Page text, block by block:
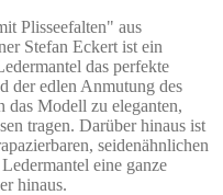
Plisseefalten" aus
Stefan Eckert ist ein
das perfekte
der edlen Anmutung des
das Modell zu eleganten,
tragen. Darüber hinaus ist
seidenähnlichen
eine ganze
hinaus.